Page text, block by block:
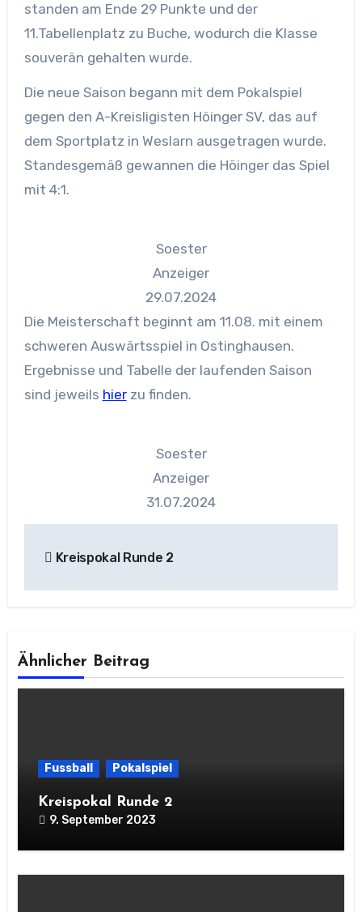
standen am Ende 29 Punkte und der
11.Tabellenplatz zu Buche, wodurch die Klasse
souverän gehalten wurde.
Die neue Saison begann mit dem Pokalspiel
gegen den A-Kreisligisten Höinger SV, das auf
dem Sportplatz in Weslarn ausgetragen wurde.
Standesgemäß gewannen die Höinger das Spiel
mit 4:1.
Soester
Anzeiger
29.07.2024
Die Meisterschaft beginnt am 11.08. mit einem
schweren Auswärtsspiel in Ostinghausen.
Ergebnisse und Tabelle der laufenden Saison
sind jeweils hierzu finden.
Soester
Anzeiger
31.07.2024
Kreispokal Runde 2
Ähnlicher Beitrag
Fussball Pokalspiel
Kreispokal Runde 2
9. September 2023